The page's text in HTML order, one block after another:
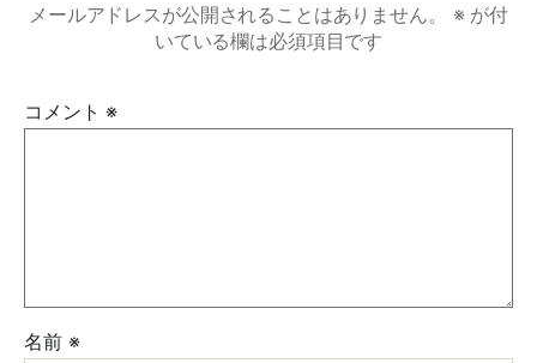
メールアドレスが公開されることはありません。 ※が付
いている欄は必須項目です
コメント ※
名前 ※